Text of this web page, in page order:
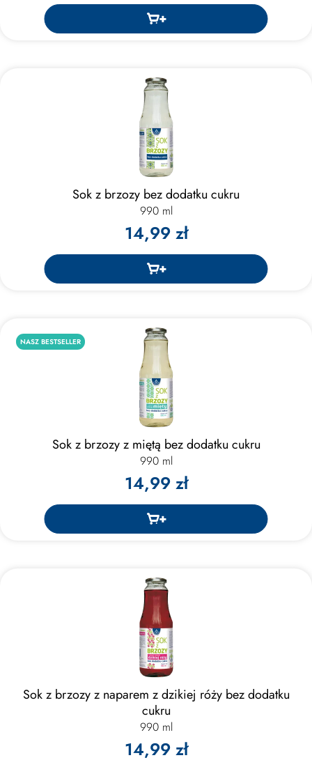
Sok z brzozy bez dodatku cukru
990 ml
14,99 zł
NASZ BESTSELLER
Sok z brzozy z miętą bez dodatku cukru
990 ml
14,99 zł
Sok z brzozy z naparem z dzikiej róży bez dodatku
cukru
990 ml
14,99 zł